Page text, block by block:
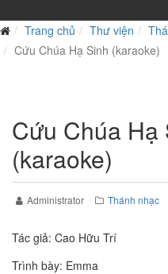
Trang chủ Thư viện
Cứu Chúa Hạ Sinh (karaoke)
Cứu Chúa Hạ
(karaoke)
Administrator Thánh nhạc
Tác giả: Cao Hữu Trí
Trình bày: Emma